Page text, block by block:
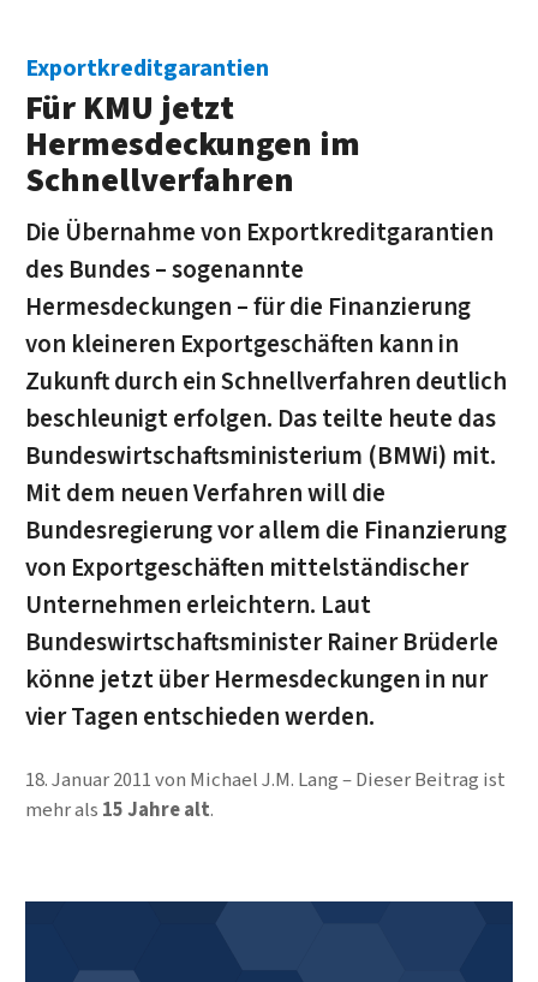
Exportkreditgarantien
Für KMU jetzt
Hermesdeckungen im
Schnellverfahren
Die Übernahme von Exportkreditgarantien
des Bundes – sogenannte
Hermesdeckungen – für die Finanzierung
von kleineren Exportgeschäften kann in
Zukunft durch ein Schnell­ver­fah­ren deutlich
beschleunigt erfolgen. Das teilte heute das
Bundeswirtschaftsministerium (BMWi) mit.
Mit dem neuen Verfahren will die
Bundesregierung vor allem die Finanzierung
von Exportgeschäften mittelständischer
Unternehmen erleichtern. Laut
Bundeswirtschafts­mi­nis­ter Rainer Brüderle
könne jetzt über Hermesdeckungen in nur
vier Tagen ent­schie­den werden.
18. Januar 2011von Michael J.M. Lang
Dieser Beitrag ist
mehr als 15 Jahre alt.